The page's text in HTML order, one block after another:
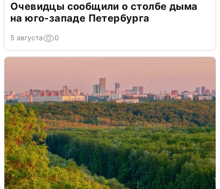
Очевидцы сообщили о столбе дыма
на юго-западе Петербурга
5 августа 0